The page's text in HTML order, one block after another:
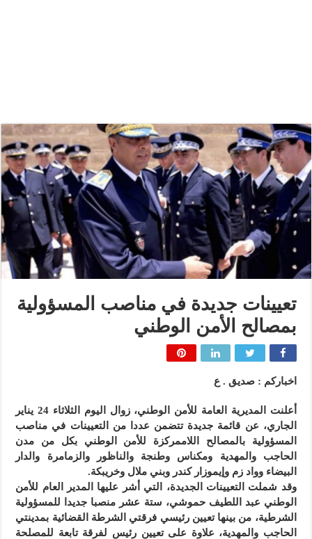
تعيينات جديدة في مناصب المسؤولية
بمصالح الأمن الوطني
اخباركم : صديق . ع
أعلنت المديرية العامة للأمن الوطني، زوال اليوم الثلاثاء 24 يناير
الجاري، عن قائمة جديدة تتضمن عددا من التعيينات في مناصب
المسؤولية بالمصالح اللاممركزة للأمن الوطني بكل من مدن
الحاجب والمهدية ومكناس وطنجة والناظور والزمامرة والدار
البيضاء وواد زم وإيموزار كندر وبني ملال وخريبكة.
وقد شملت التعيينات الجديدة، التي أشر عليها المدير العام للأمن
الوطني عبد اللطيف حموشي، ستة عشر منصبا جديدا للمسؤولية
الشرطية، من بينها تعيين رئيسي فرقتي الشرطة القضائية بمدينتي
الحاجب والمهدية، علاوة على تعيين رئيس لفرقة تابعة للمصلحة